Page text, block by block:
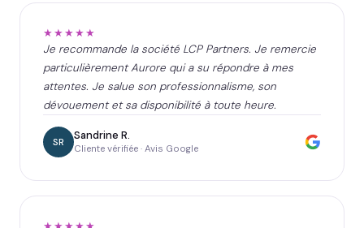
★★★★★
Je recommande la société LCP Partners. Je remercie
particulièrement Aurore qui a su répondre à mes
attentes. Je salue son professionnalisme, son
dévouement et sa disponibilité à toute heure.
SR Sandrine R.
Cliente vérifiée · Avis Google